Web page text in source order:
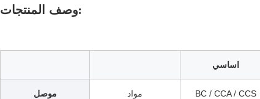
وصف المنتجات:
اساسي
موصل مواد BC / CCA / CCS